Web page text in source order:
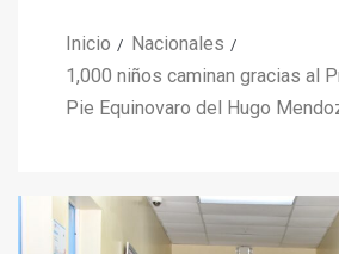
Inicio
Nacionales
1,000 niños caminan gracias al
Pie Equinovaro del Hugo